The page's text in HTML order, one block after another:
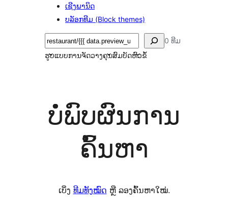
ເຊີງພານິດ
ບລັອກທີມ (Block themes)
ຄົ້ນຫາ
0 ທີມ
ຮູບແບບການຈັດວາງຄຸນສົມບັດຫົວຂໍ້
ບໍ່ພົບຜົນການ
ຄົ້ນຫາ
ເບິ່ງ ທີມທັງໝົດ ຫຼື ລອງຄົ້ນຫາໃໝ່.